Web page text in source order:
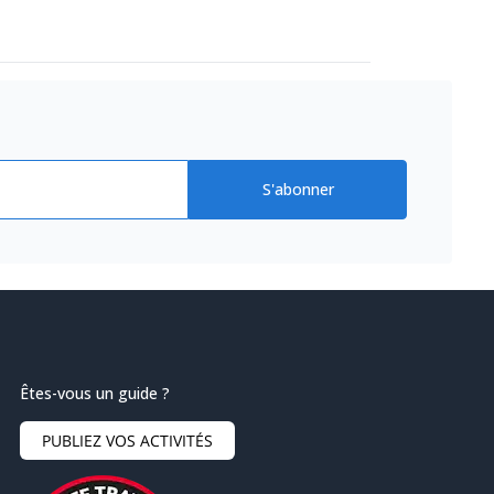
S'abonner
Êtes-vous un guide ?
PUBLIEZ VOS ACTIVITÉS